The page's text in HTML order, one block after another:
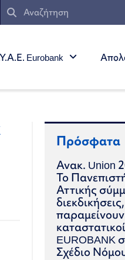
Eurobank
Πρόσφατα
Ανακ. Union
Το
Αττικής
παραμείνουν
EUROBANK
Σχέδιο